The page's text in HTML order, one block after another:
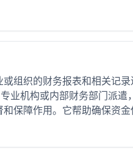
组织的财务报表和相关记
业机构或内部财务部门派
保障作用。它帮助确保资